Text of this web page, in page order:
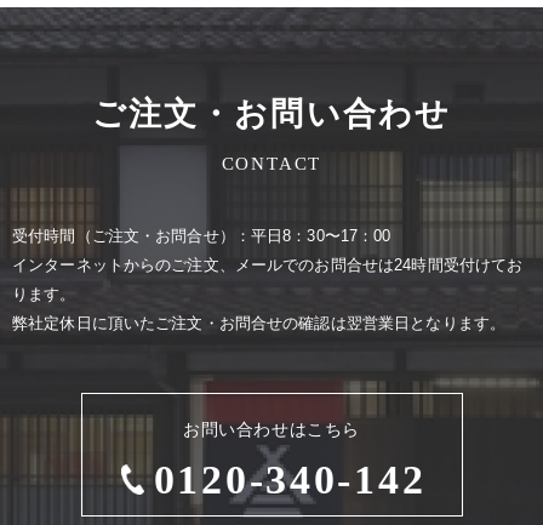
ご注文・お問い合わせ
CONTACT
お問い合わせはこちら
0120-340-142
受付時間（ご注⽂・お問合せ）：平⽇8：30〜17：00
インターネットからのご注⽂、メールでのお問合せは24時間受付けてお
ります。
弊社定休⽇に頂いたご注⽂・お問合せの確認は翌営業⽇となります。